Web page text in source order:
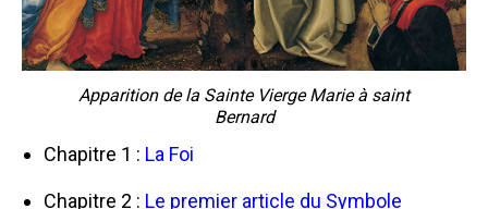
Apparition de la Sainte Vierge Marie à saint
Bernard
Chapitre 1 : La Foi
Chapitre 2 : Le premier article du Symbole